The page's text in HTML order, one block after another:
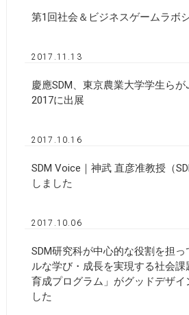
第1回社会＆ビジネスゲームラボ
2017.11.13
慶應SDM、東京農業大学学生らが
2017に出展
2017.10.16
SDM Voice｜神武 直彦准教授（
しました
2017.10.06
SDM研究科が中心的な役割を担
ルな学び・成長を実現する社会
育成プログラム」がグッドデザイ
した